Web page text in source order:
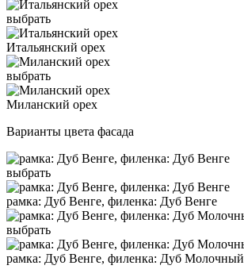
выбрать
Итальянский орех
выбрать
Миланский орех
Варианты цвета фасада
выбрать
рамка: Дуб Венге, филенка: Дуб Венге
выбрать
рамка: Дуб Венге, филенка: Дуб Молочный